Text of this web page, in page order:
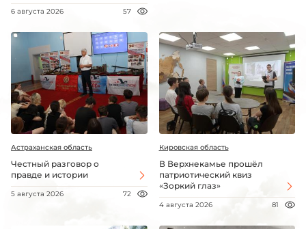
6 августа 2026 57
Астраханская область
Честный разговор о
правде и истории
5 августа 2026 72
Кировская область
В Верхнекамье прошёл
патриотический квиз
«Зоркий глаз»
4 августа 2026 81